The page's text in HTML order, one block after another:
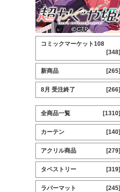
コミックマーケット108
[348]
新商品 [265]
8月 受注終了 [266]
全商品一覧 [1310]
カーテン [140]
アクリル商品 [279]
タペストリー [319]
ラバーマット [245]